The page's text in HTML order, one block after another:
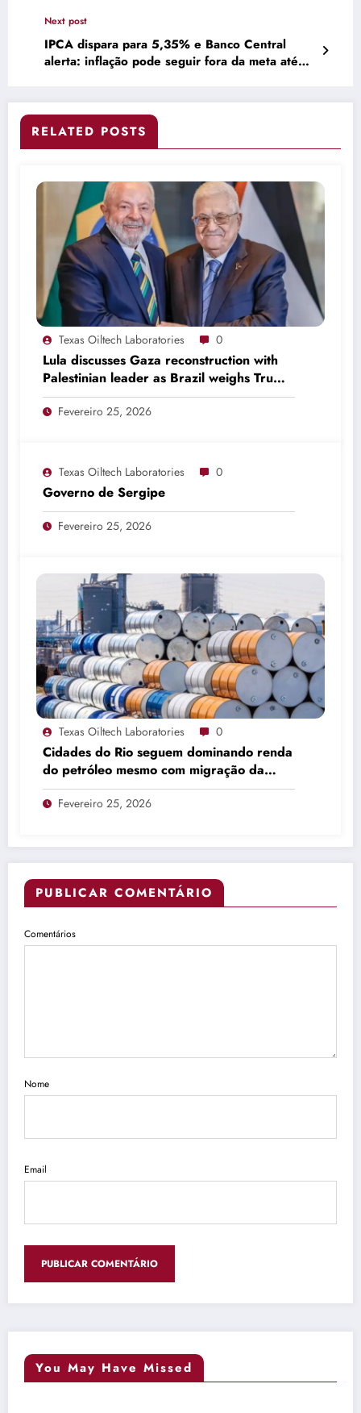
Next post
IPCA dispara para 5,35% e Banco Central
alerta: inflação pode seguir fora da meta até
RELATED POSTS
Texas Oiltech Laboratories 0
Lula discusses Gaza reconstruction with
Palestinian leader as Brazil weighs Trump
invitation
Fevereiro 25, 2026
Texas Oiltech Laboratories 0
Governo de Sergipe
Fevereiro 25, 2026
Texas Oiltech Laboratories 0
Cidades do Rio seguem dominando renda
do petróleo mesmo com migração da
produção
Fevereiro 25, 2026
PUBLICAR COMENTÁRIO
Comentários
Nome
Email
You May Have Missed